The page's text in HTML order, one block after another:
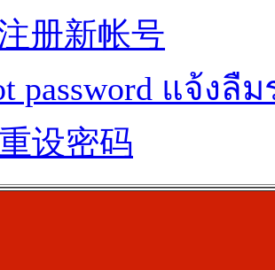
册新帐号
password แจ้งลื
设密码